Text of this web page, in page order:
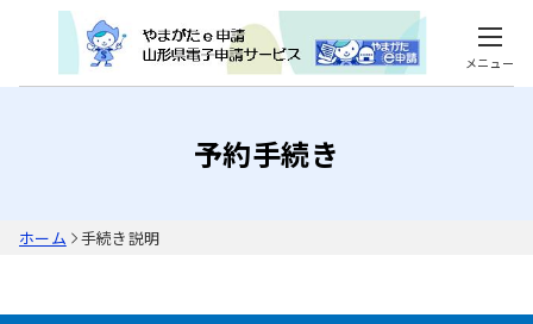
メニュー
予約手続き
ホーム 手続き説明